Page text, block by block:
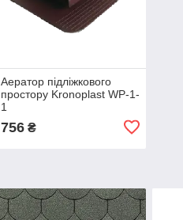
Аератор підліжкового
простору Kronoplast WP-1-
1
756₴